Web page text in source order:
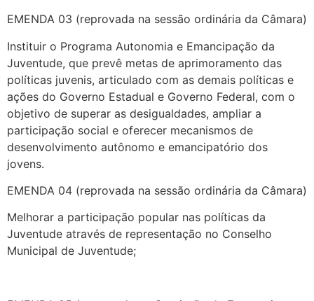
EMENDA 03 (reprovada na sessão ordinária da Câmara)
Instituir o Programa Autonomia e Emancipação da
Juventude, que prevê metas de aprimoramento das
políticas juvenis, articulado com as demais políticas e
ações do Governo Estadual e Governo Federal, com o
objetivo de superar as desigualdades, ampliar a
participação social e oferecer mecanismos de
desenvolvimento autônomo e emancipatório dos
jovens.
EMENDA 04 (reprovada na sessão ordinária da Câmara)
Melhorar a participação popular nas políticas da
Juventude através de representação no Conselho
Municipal de Juventude;